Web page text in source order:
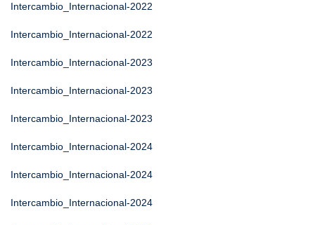
Intercambio_Internacional-2022
Intercambio_Internacional-2022
Intercambio_Internacional-2023
Intercambio_Internacional-2023
Intercambio_Internacional-2023
Intercambio_Internacional-2024
Intercambio_Internacional-2024
Intercambio_Internacional-2024